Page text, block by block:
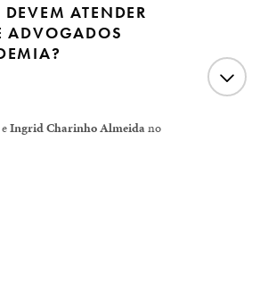
ATENDER
ADVOGADOS
eIngrid Charinho Almeidano